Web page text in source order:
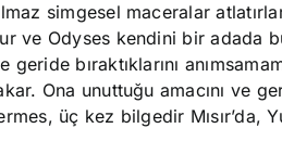
simgesel maceralar
ve Odyses kendini bir adada
geride bıraktıklarını
Ona unuttuğu amacını ve
üç kez bilgedir Mısır’da,